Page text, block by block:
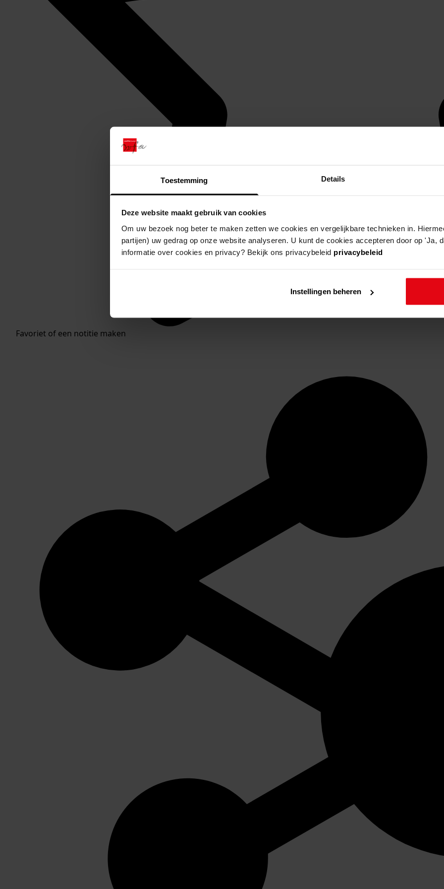
Toestemming Details
Deze website maakt gebruik van cookies
Om uw bezoek nog beter te maken zetten we cookies en vergelijkbare technieken in.
partijen) uw gedrag op onze website analyseren. U kunt de cookies accepteren door op 'Ja,
informatie over cookies en privacy? Bekijk ons privacybeleid privacybeleid
Instellingen beheren
Favoriet of een notitie maken